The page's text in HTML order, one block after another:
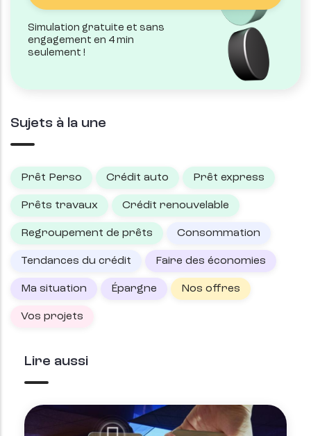
Simulation gratuite et sans
engagement en 4 min
seulement !
Sujets à la une
Prêt Perso Crédit auto Prêt express
Prêts travaux Crédit renouvelable
Regroupement de prêts Consommation
Tendances du crédit Faire des économies
Ma situation Épargne Nos offres
Vos projets
Lire aussi